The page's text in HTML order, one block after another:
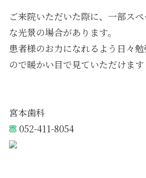
ご来院いただいた際に、一部ス
な光景の場合があります。
患者様のお力になれるよう日々
ので暖かい目で見ていただけます
宮本歯科
052-411-8054